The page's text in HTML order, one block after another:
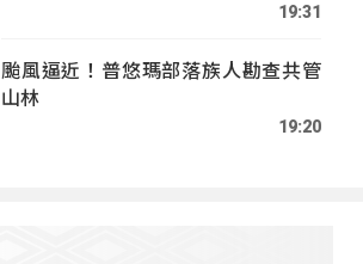
19:31
颱風逼近！普悠瑪部落族人勘查共管
山林
19:20